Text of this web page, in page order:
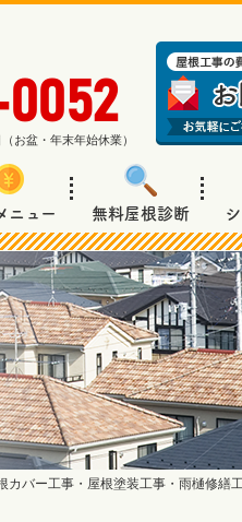
お盆・年末年始休業）
ニュー 無料屋根診断
バー工事・屋根塗装工事・雨樋修繕